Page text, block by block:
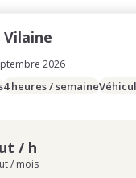
Vilaine
2026
4 heures / semaine
/ h
/ mois